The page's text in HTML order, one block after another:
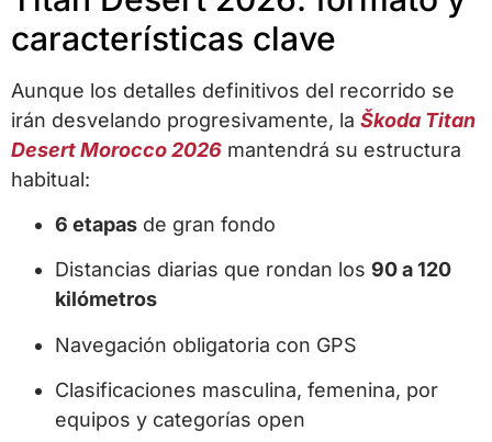
características clave
Aunque los detalles definitivos del recorrido se
irán desvelando progresivamente, la Škoda Titan
Desert Morocco 2026 mantendrá su estructura
habitual:
6 etapas de gran fondo
Distancias diarias que rondan los 90 a 120
kilómetros
Navegación obligatoria con GPS
Clasificaciones masculina, femenina, por
equipos y categorías open